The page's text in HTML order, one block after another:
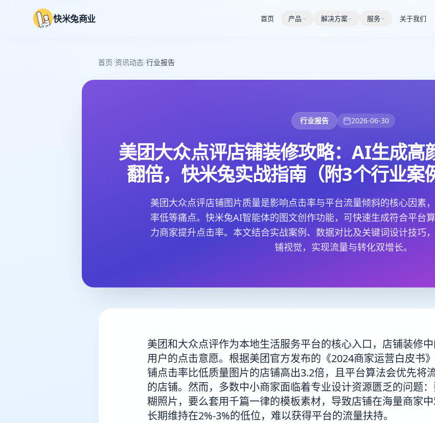
快米兔商业 首页 产品 解决方案 服务 关于我们
首页/资讯动态/行业报告
行业报告 2026-06-30
美团大众点评店铺装修攻略：AI生成高
翻倍，快米兔实战指南（附3个行业案
美团大众点评店铺图片质量是影响点击率与平台流量倾斜的核心因素
率低等痛点。快米兔AI智能体的图文创作功能，可快速生成符合平台
力商家提升点击率。本文结合实战案例、数据对比及关键词设计技巧
铺视觉，实现流量与转化双增长。
美团和大众点评作为本地生活服务平台的核心入口，店铺装修
用户的点击意愿。根据美团官方发布的《2024商家运营白皮书
铺点击率比低质量图片的店铺高出3.2倍，且平台算法会优先将
的店铺。然而，多数中小商家面临着专业设计资源匮乏的问题
糊照片，要么套用千篇一律的模板素材，导致店铺在海量商家
长期维持在2%-3%的低位，难以获得平台的流量扶持。